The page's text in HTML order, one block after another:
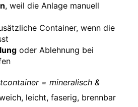
, weil die Anlage manuell
Container, wenn die
oder Ablehnung bei
= mineralisch &
leicht, faserig, brennbar